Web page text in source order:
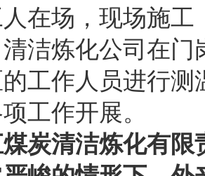
在场，现场施
洁炼化公司在
工作人员进行
工作开展。
炭清洁炼化有